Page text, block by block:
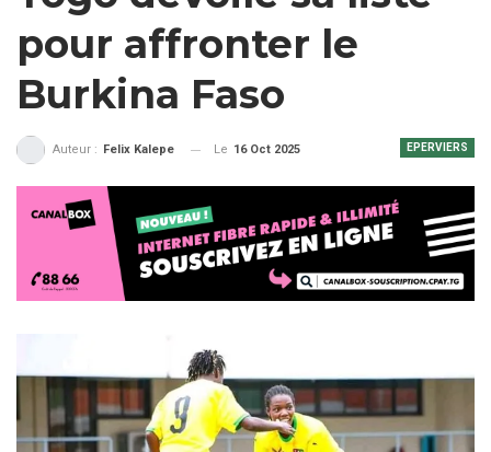
pour affronter le
Burkina Faso
EPERVIERS
Auteur : Felix Kalepe Le 16 Oct 2025